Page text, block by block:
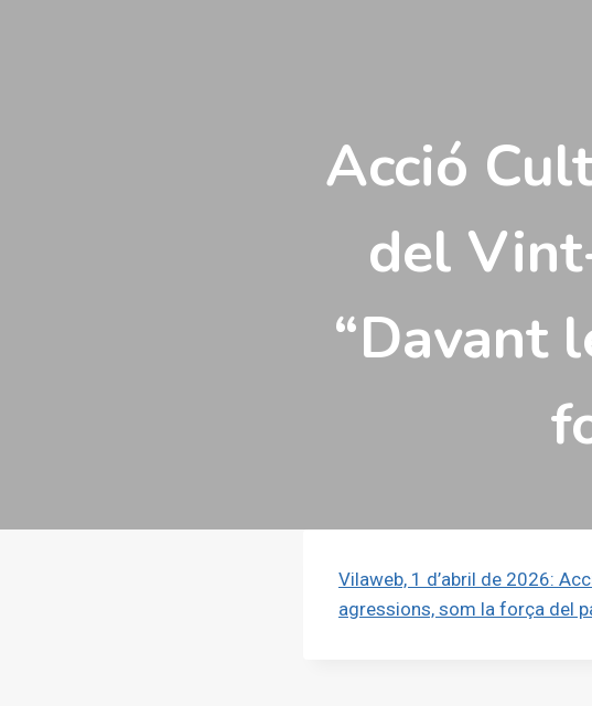
Acció
del
“Davant
Vilaweb, 1 d’abril de 2026:
agressions, som la força del